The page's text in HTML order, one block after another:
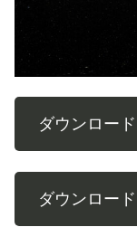
ダウンロー
ダウンロー